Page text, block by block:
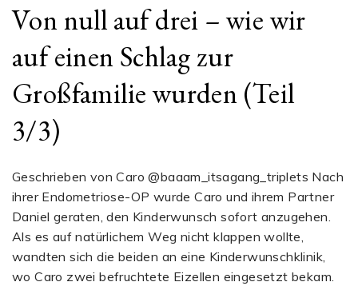
Von null auf drei – wie wir
auf einen Schlag zur
Großfamilie wurden (Teil
3/3)
Geschrieben von Caro @baaam_itsagang_triplets Nach
ihrer Endometriose-OP wurde Caro und ihrem Partner
Daniel geraten, den Kinderwunsch sofort anzugehen.
Als es auf natürlichem Weg nicht klappen wollte,
wandten sich die beiden an eine Kinderwunschklinik,
wo Caro zwei befruchtete Eizellen eingesetzt bekam.